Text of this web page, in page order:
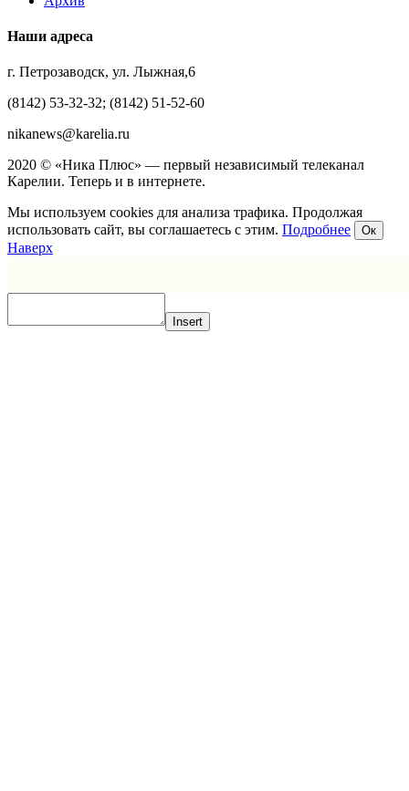
Наши адреса
г. Петрозаводск, ул. Лыжная,6
(8142) 53-32-32; (8142) 51-52-60
nikanews@karelia.ru
2020 © «Ника Плюс» — первый независимый телеканал
Карелии. Теперь и в интернете.
Мы используем cookies для анализа трафика. Продолжая
использовать сайт, вы соглашаетесь с этим. Подробнее Ок
Наверх
Insert